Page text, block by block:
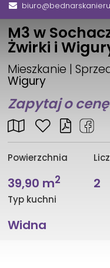
M3 w
Żwirki i
Mieszkanie |
Wigury
Zapytaj o cenę
Powierzchnia
39,90 m2 2
Typ kuchni
Widna